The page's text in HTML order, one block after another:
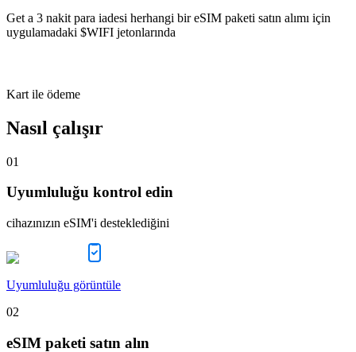
Get a 3 nakit para iadesi herhangi bir eSIM paketi satın alımı için
uygulamadaki $WIFI jetonlarında
Kart ile ödeme
Nasıl çalışır
01
Uyumluluğu kontrol edin
cihazınızın eSIM'i desteklediğini
Uyumluluğu görüntüle
02
eSIM paketi satın alın